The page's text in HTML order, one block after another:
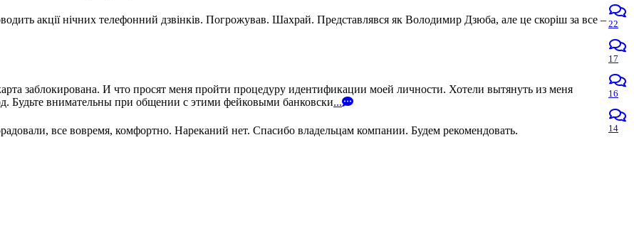
акції нічних телефонний дзвінків. Погрожував. Шахрай. Представлявся як Володимир Дзюба, але це скоріш за все – 22
17
заблокирована. И что просят меня пройти процедуру идентификации моей личности. Хотели вытянуть из меня
Будьте внимательны при общении с этими фейковыми банковски...
16
все вовремя, комфортно. Нареканий нет. Спасибо владельцам компании. Будем рекомендовать.
14